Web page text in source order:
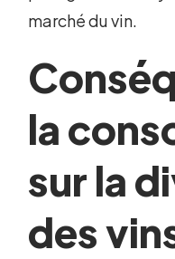
marché du vin.
la
sur la
des